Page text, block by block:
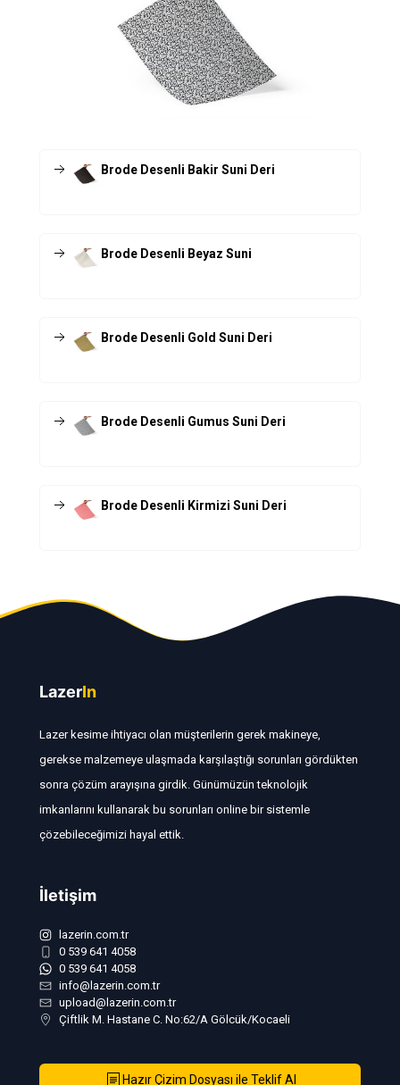
Brode Desenli Bakir Suni Deri
Brode Desenli Beyaz Suni
Brode Desenli Gold Suni Deri
Brode Desenli Gumus Suni Deri
Brode Desenli Kirmizi Suni Deri
LazerIn
Lazer kesime ihtiyacı olan müşterilerin gerek makineye,
gerekse malzemeye ulaşmada karşılaştığı sorunları gördükten
sonra çözüm arayışına girdik. Günümüzün teknolojik
imkanlarını kullanarak bu sorunları online bir sistemle
çözebileceğimizi hayal ettik.
İletişim
lazerin.com.tr
0 539 641 4058
0 539 641 4058
info@lazerin.com.tr
upload@lazerin.com.tr
Çiftlik M. Hastane C. No:62/A Gölcük/Kocaeli
Hazır Çizim Dosyası ile Teklif Al